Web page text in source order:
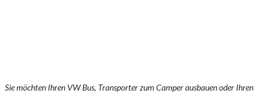
Sie möchten Ihren VW Bus, Transporter zum Camper ausbauen oder Ihren